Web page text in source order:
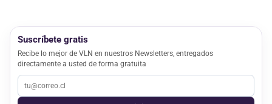
Suscríbete gratis
Recibe lo mejor de VLN en nuestros Newsletters, entregados
directamente a usted de forma gratuita